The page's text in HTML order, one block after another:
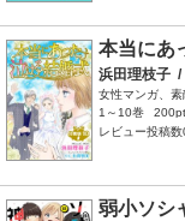
本当にあ
浜田理枝子 /
女性マンガ、素
1～10巻
レビュー投稿
弱小ソシ